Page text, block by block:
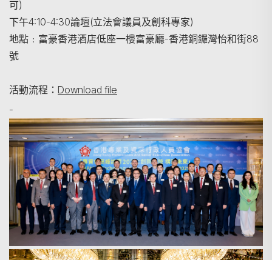
搜尋
可)
下午4:10-4:30論壇(立法會議員及創科專家)
地點﹕富豪香港酒店低座一樓富豪廳-香港銅鑼灣怡和街88
號
活動流程： Download file
-